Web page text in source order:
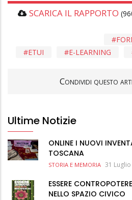
SCARICA IL RAPPORTO
E-LEARNING
ETUI
Condividi questo
Ultime Notizie
ONLINE I NUOVI
TOSCANA
STORIA E MEMORIA 31
ESSERE
NELLO SPAZIO CIVICO